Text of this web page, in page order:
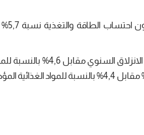
وشهدت أسعار المواد الحرة ارتفاعا